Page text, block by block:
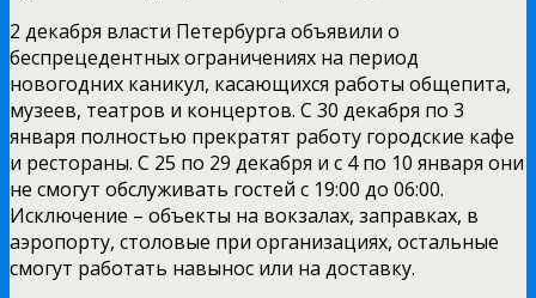
2 декабря власти Петербурга объявили о
беспрецедентных ограничениях на период
новогодних каникул, касающихся работы общепита,
музеев, театров и концертов. С 30 декабря по 3
января полностью прекратят работу городские кафе
и рестораны. С 25 по 29 декабря и с 4 по 10 января они
не смогут обслуживать гостей с 19:00 до 06:00.
Исключение – объекты на вокзалах, заправках, в
аэропорту, столовые при организациях, остальные
смогут работать навынос или на доставку.